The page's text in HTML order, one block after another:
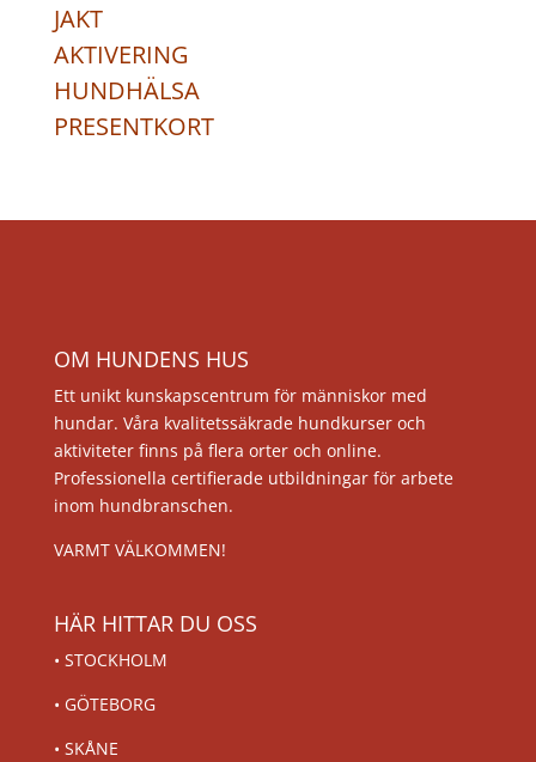
JAKT
AKTIVERING
HUNDHÄLSA
PRESENTKORT
OM HUNDENS HUS
Ett unikt kunskapscentrum för människor med
hundar. Våra kvalitetssäkrade hundkurser och
aktiviteter finns på flera orter och online.
Professionella certifierade utbildningar för arbete
inom hundbranschen.
VARMT VÄLKOMMEN!
HÄR HITTAR DU OSS
• STOCKHOLM
• GÖTEBORG
• SKÅNE